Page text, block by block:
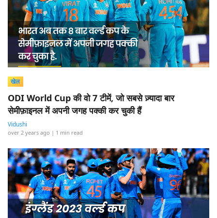
खेल
ODI World Cup की वो 7 टीमें, जो सबसे ज़्यादा बार
सेमीफ़ाइनल में अपनी जगह पक्की कर चुकी हैं
Vidushi
over 2 years ago | 1 min read